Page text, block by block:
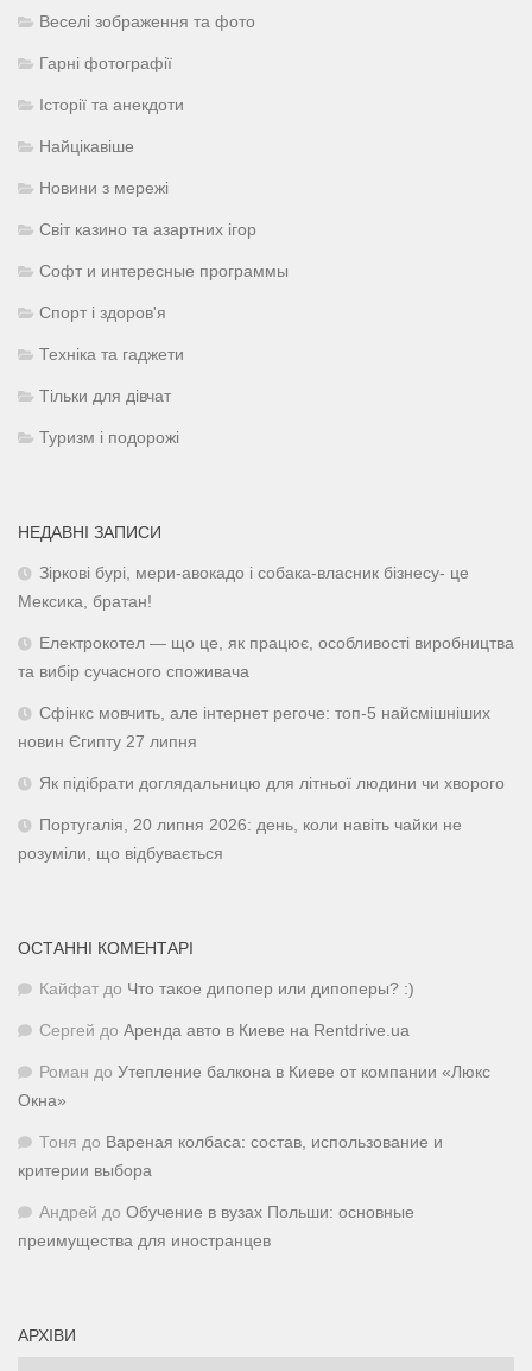
Веселі зображення та фото
Гарні фотографії
Історії та анекдоти
Найцікавіше
Новини з мережі
Світ казино та азартних ігор
Софт и интересные программы
Спорт і здоров'я
Техніка та гаджети
Тільки для дівчат
Туризм і подорожі
НЕДАВНІ ЗАПИСИ
Зіркові бурі, мери-авокадо і собака-власник бізнесу- це
Мексика, братан!
Електрокотел — що це, як працює, особливості виробництва
та вибір сучасного споживача
Сфінкс мовчить, але інтернет регоче: топ-5 найсмішніших
новин Єгипту 27 липня
Як підібрати доглядальницю для літньої людини чи хворого
Португалія, 20 липня 2026: день, коли навіть чайки не
розуміли, що відбувається
ОСТАННІ КОМЕНТАРІ
Кайфат до Что такое дипопер или дипоперы? :)
Сергей до Аренда авто в Киеве на Rentdrive.ua
Роман до Утепление балкона в Киеве от компании «Люкс
Окна»
Тоня до Вареная колбаса: состав, использование и
критерии выбора
Андрей до Обучение в вузах Польши: основные
преимущества для иностранцев
АРХІВИ